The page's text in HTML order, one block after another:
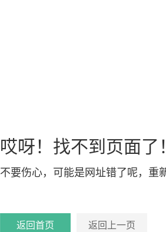
哎呀！找不到页面了
不要伤心，可能是网址错了呢，重
返回首页 返回上一页